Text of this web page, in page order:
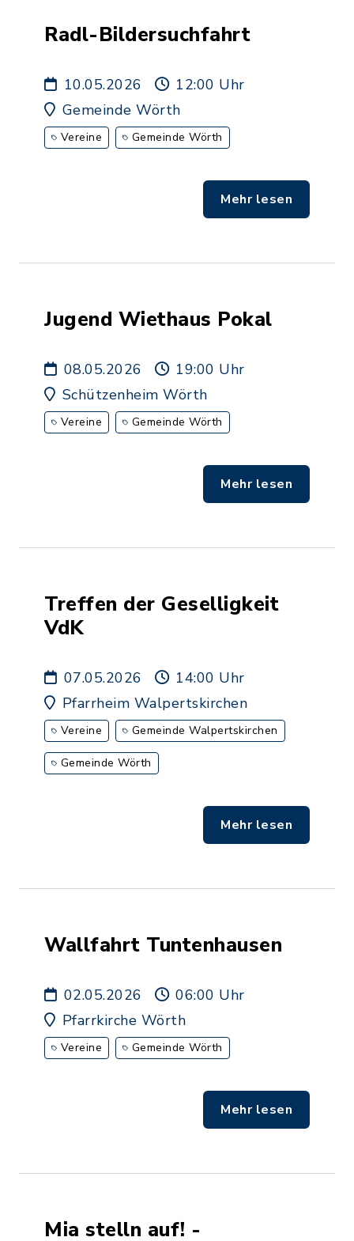
Radl-Bildersuchfahrt
10.05.2026
12:00 Uhr
Gemeinde Wörth
Vereine Gemeinde Wörth
Mehr lesen
Jugend Wiethaus Pokal
08.05.2026
19:00 Uhr
Schützenheim Wörth
Vereine Gemeinde Wörth
Mehr lesen
Treffen der Geselligkeit
VdK
07.05.2026
14:00 Uhr
Pfarrheim Walpertskirchen
Vereine Gemeinde Walpertskirchen
Gemeinde Wörth
Mehr lesen
Wallfahrt Tuntenhausen
02.05.2026
06:00 Uhr
Pfarrkirche Wörth
Vereine Gemeinde Wörth
Mehr lesen
Mia stelln auf! -